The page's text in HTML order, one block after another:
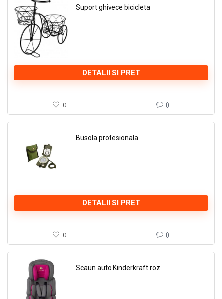
Suport ghivece bicicleta
DETALII SI PRET
0 0
Busola profesionala
DETALII SI PRET
0 0
Scaun auto Kinderkraft roz